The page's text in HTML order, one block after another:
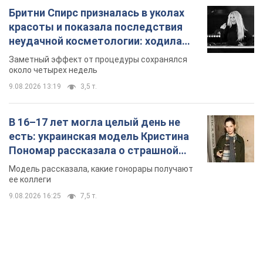
Бритни Спирс призналась в уколах
красоты и показала последствия
неудачной косметологии: ходила
так почти месяц
Заметный эффект от процедуры сохранялся
около четырех недель
9.08.2026 13:19 3,5 т.
В 16–17 лет могла целый день не
есть: украинская модель Кристина
Пономар рассказала о страшной
стороне модельной карьеры
Модель рассказала, какие гонорары получают
ее коллеги
9.08.2026 16:25 7,5 т.